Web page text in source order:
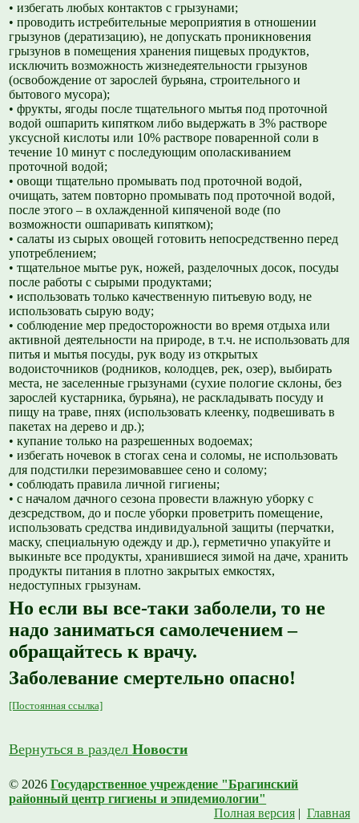
• избегать любых контактов с грызунами;
• проводить истребительные мероприятия в отношении
грызунов (дератизацию), не допускать проникновения
грызунов в помещения хранения пищевых продуктов,
исключить возможность жизнедеятельности грызунов
(освобождение от зарослей бурьяна, строительного и
бытового мусора);
• фрукты, ягоды после тщательного мытья под проточной
водой ошпарить кипятком либо выдержать в 3% растворе
уксусной кислоты или 10% растворе поваренной соли в
течение 10 минут с последующим ополаскиванием
проточной водой;
• овощи тщательно промывать под проточной водой,
очищать, затем повторно промывать под проточной водой,
после этого – в охлажденной кипяченой воде (по
возможности ошпаривать кипятком);
• салаты из сырых овощей готовить непосредственно перед
употреблением;
• тщательное мытье рук, ножей, разделочных досок, посуды
после работы с сырыми продуктами;
• использовать только качественную питьевую воду, не
использовать сырую воду;
• соблюдение мер предосторожности во время отдыха или
активной деятельности на природе, в т.ч. не использовать для
питья и мытья посуды, рук воду из открытых
водоисточников (родников, колодцев, рек, озер), выбирать
места, не заселенные грызунами (сухие пологие склоны, без
зарослей кустарника, бурьяна), не раскладывать посуду и
пищу на траве, пнях (использовать клеенку, подвешивать в
пакетах на дерево и др.);
• купание только на разрешенных водоемах;
• избегать ночевок в стогах сена и соломы, не использовать
для подстилки перезимовавшее сено и солому;
• соблюдать правила личной гигиены;
• с началом дачного сезона провести влажную уборку с
дезсредством, до и после уборки проветрить помещение,
использовать средства индивидуальной защиты (перчатки,
маску, специальную одежду и др.), герметично упакуйте и
выкиньте все продукты, хранившиеся зимой на даче, хранить
продукты питания в плотно закрытых емкостях,
недоступных грызунам.
Но если вы все-таки заболели, то не
надо заниматься самолечением –
обращайтесь к врачу.
Заболевание смертельно опасно!
[Постоянная ссылка]
Вернуться в разделНовости
© 2026Государственное учреждение "Брагинский
районный центр гигиены и эпидемиологии"
Полная версия| Главная